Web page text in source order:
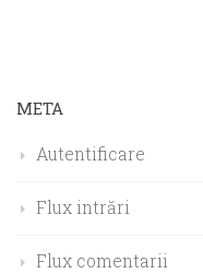
META
Autentificare
Flux intrări
Flux comentarii